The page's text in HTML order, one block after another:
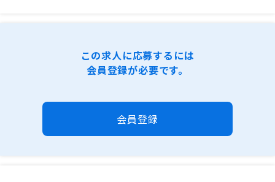
この求人に応募するには
会員登録が必要です。
会員登録